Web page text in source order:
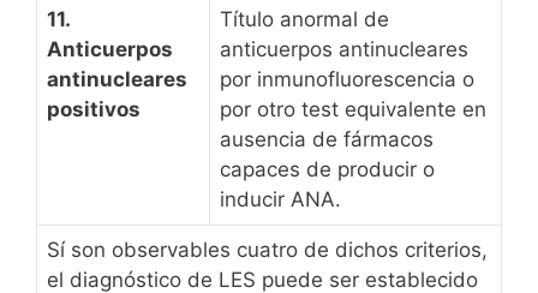
11.
Anticuerpos
antinucleares
positivos
Título anormal de
anticuerpos antinucleares
por inmunofluorescencia o
por otro test equivalente en
ausencia de fármacos
capaces de producir o
inducir ANA.
Sí son observables cuatro de dichos criterios,
el diagnóstico de LES puede ser establecido